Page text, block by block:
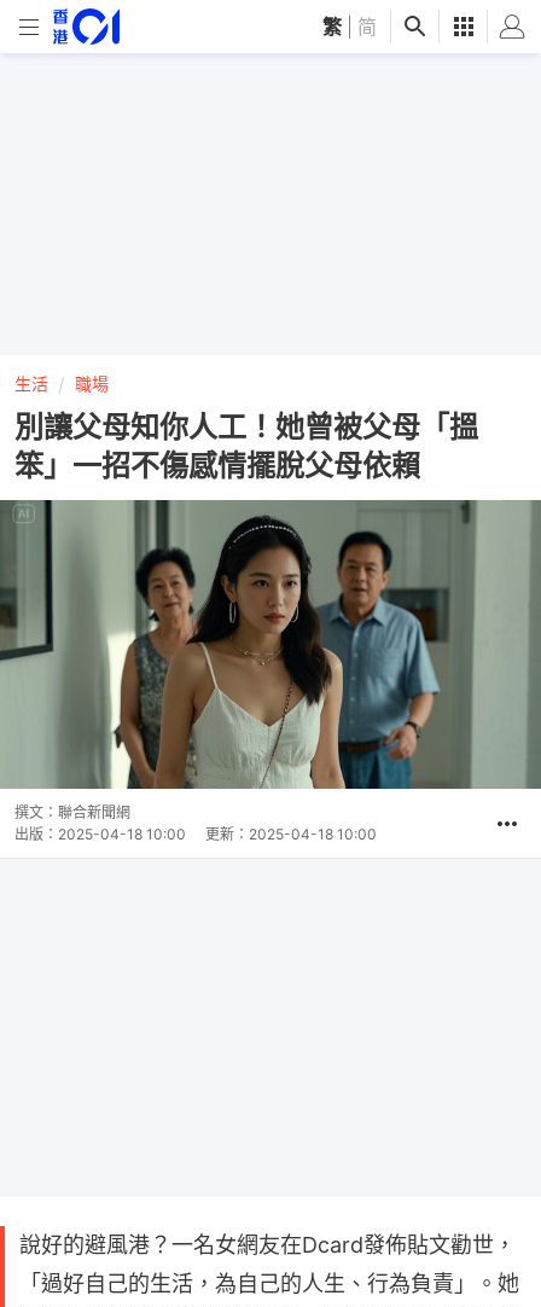
繁 简
生活 職場
別讓父母知你人工！她曾被父母「搵
笨」一招不傷感情擺脫父母依賴
撰文： 聯合新聞網
出版： 2025-04-18 10:00 更新： 2025-04-18 10:00
說好的避風港？一名女網友在Dcard發佈貼文勸世，
「過好自己的生活，為自己的人生、行為負責」。她